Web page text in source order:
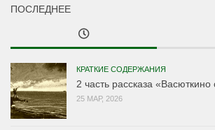
ПОСЛЕДНЕЕ
КРАТКИЕ СОДЕРЖАНИЯ
2 часть рассказа «Васюткино
25 МАР, 2026